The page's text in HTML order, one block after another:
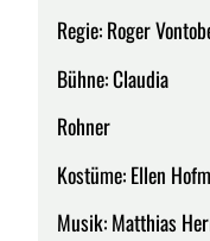
Regie: Roger
Bühne: Claudia
Rohner
Kostüme: Ellen
Musik: Matthias